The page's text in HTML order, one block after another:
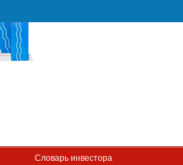
Словарь инвестора